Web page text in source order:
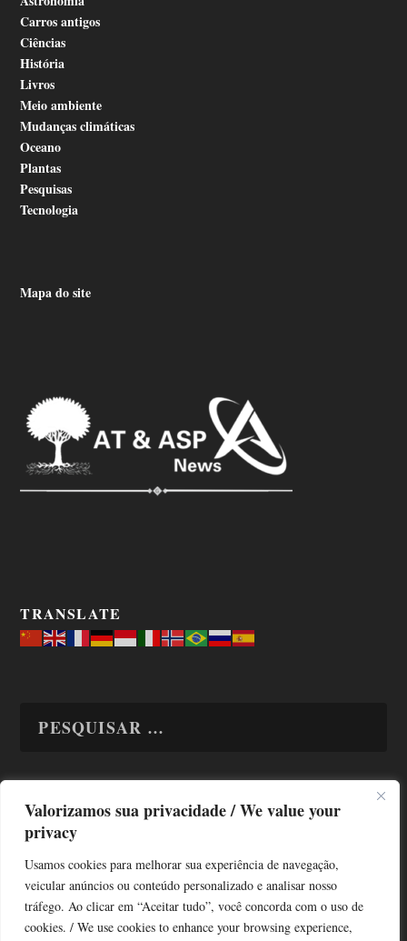
Valorizamos sua privacidade / We value your
privacy
Usamos cookies para melhorar sua experiência de navegação,
veicular anúncios ou conteúdo personalizado e analisar nosso
tráfego. Ao clicar em “Aceitar tudo”, você concorda com o uso de
cookies. / We use cookies to enhance your browsing experience,
Carros antigos
Ciências
História
Livros
Meio ambiente
Mudanças climáticas
Oceano
Plantas
Pesquisas
Tecnologia
Mapa do site
TRANSLATE
TODAS OS ASSUNTOS